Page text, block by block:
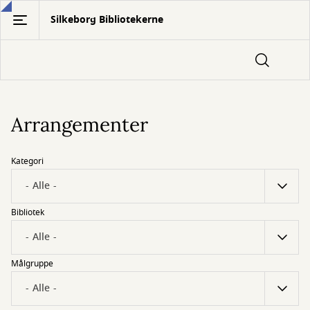
Gå
hovedindhold
Silkeborg Bibliotekerne
Arrangementer
Kategori
Bibliotek
Målgruppe